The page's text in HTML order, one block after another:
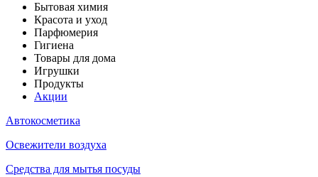
Бытовая химия
Красота и уход
Парфюмерия
Гигиена
Товары для дома
Игрушки
Продукты
Акции
Автокосметика
Освежители воздуха
Средства для мытья посуды